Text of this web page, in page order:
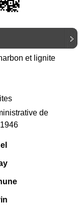
et lignite
de